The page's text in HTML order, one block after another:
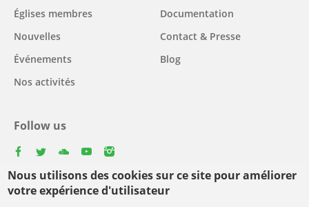
Nous utilisons des cookies sur ce site pour améliorer
votre expérience d'utilisateur
navigation
Églises membres
Nouvelles
Événements
Nos activités
Documentation
Contact & Presse
Blog
Follow us